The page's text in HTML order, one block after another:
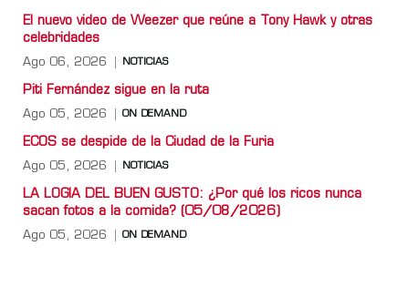
El nuevo video de Weezer que reúne a Tony Hawk y otras
celebridades
Ago 06, 2026 NOTICIAS
Piti Fernández sigue en la ruta
Ago 05, 2026 ON DEMAND
ECOS se despide de la Ciudad de la Furia
Ago 05, 2026 NOTICIAS
LA LOGIA DEL BUEN GUSTO: ¿Por qué los ricos nunca
sacan fotos a la comida? (05/08/2026)
Ago 05, 2026 ON DEMAND